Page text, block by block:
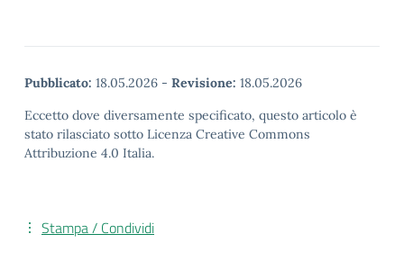
Pubblicato: 18.05.2026 - Revisione: 18.05.2026
Eccetto dove diversamente specificato, questo articolo è
stato rilasciato sotto Licenza Creative Commons
Attribuzione 4.0 Italia.
Stampa / Condividi